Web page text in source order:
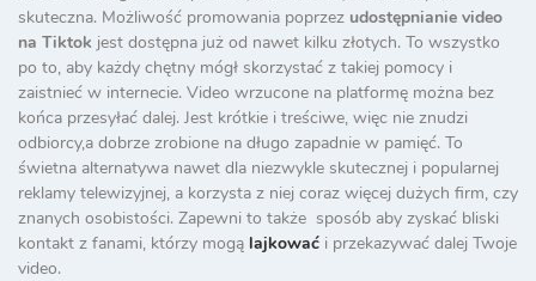
skuteczna. Możliwość promowania poprzez udostępnianie video
na Tiktok jest dostępna już od nawet kilku złotych. To wszystko
po to, aby każdy chętny mógł skorzystać z takiej pomocy i
zaistnieć w internecie. Video wrzucone na platformę można bez
końca przesyłać dalej. Jest krótkie i treściwe, więc nie znudzi
odbiorcy,a dobrze zrobione na długo zapadnie w pamięć. To
świetna alternatywa nawet dla niezwykle skutecznej i popularnej
reklamy telewizyjnej, a korzysta z niej coraz więcej dużych firm, czy
znanych osobistości. Zapewni to także sposób aby zyskać bliski
kontakt z fanami, którzy mogą lajkować i przekazywać dalej Twoje
video.